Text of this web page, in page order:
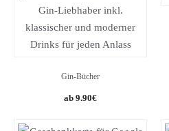
Beziehung
Gin-Bücher
9.90€